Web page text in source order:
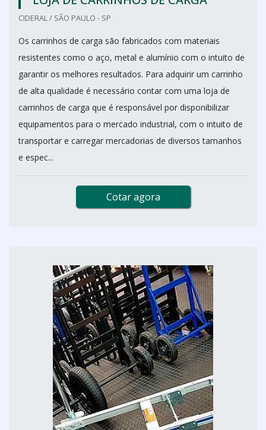
CIDERAL / SÃO PAULO - SP
Os carrinhos de carga são fabricados com materiais
resistentes como o aço, metal e alumínio com o intuito de
garantir os melhores resultados. Para adquirir um carrinho
de alta qualidade é necessário contar com uma loja de
carrinhos de carga que é responsável por disponibilizar
equipamentos para o mercado industrial, com o intuito de
transportar e carregar mercadorias de diversos tamanhos
e espec...
Cotar agora